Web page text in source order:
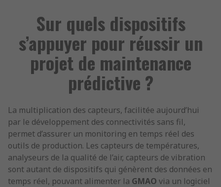
Sur quels dispositifs
s’appuyer pour réussir un
projet de maintenance
prédictive ?
La multiplication des capteurs, facilitée aujourd’hui
par le développement des connectivités sans fil,
permet d’assurer un monitoring en temps réel des
outils de production. Les capteurs de températures,
analyseurs de la qualité de l’air, capteurs de vibration
sont autant de dispositifs qui génèrent des données en
temps réel, pouvant alimenter la GMAO via un logiciel